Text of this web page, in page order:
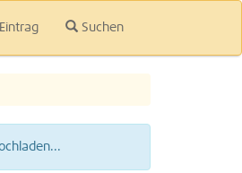
Suchen